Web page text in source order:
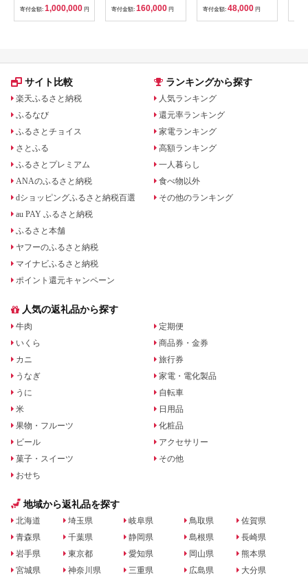
寄付金額: 1,000,000 円 寄付金額: 160,000 円 寄付金額: 48,000 円
サイト比較
楽天ふるさと納税
ふるなび
ふるさとチョイス
さとふる
ふるさとプレミアム
ANAのふるさと納税
dショッピングふるさと納税百選
au PAY ふるさと納税
ふるさと本舗
ヤフーのふるさと納税
マイナビふるさと納税
ポイント還元キャンペーン
ランキングから探す
人気ランキング
還元率ランキング
家電ランキング
高額ランキング
一人暮らし
食べ物以外
その他のランキング
人気の返礼品から探す
牛肉
いくら
カニ
うなぎ
うに
米
果物・フルーツ
ビール
菓子・スイーツ
おせち
定期便
商品券・金券
旅行券
家電・電化製品
自転車
日用品
化粧品
アクセサリー
その他
地域から返礼品を探す
北海道
青森県
岩手県
宮城県
埼玉県
千葉県
東京都
神奈川県
岐阜県
静岡県
愛知県
三重県
鳥取県
島根県
岡山県
広島県
佐賀県
長崎県
熊本県
大分県